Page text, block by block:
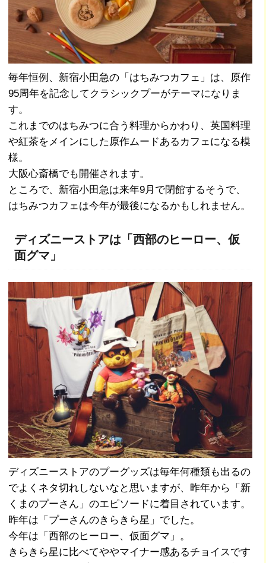
毎年恒例、新宿小田急の「はちみつカフェ」は、原作
95周年を記念してクラシックプーがテーマになりま
す。
これまでのはちみつに合う料理からかわり、英国料理
や紅茶をメインにした原作ムードあるカフェになる模
様。
大阪心斎橋でも開催されます。
ところで、新宿小田急は来年9月で閉館するそうで、
はちみつカフェは今年が最後になるかもしれません。
ディズニーストアは「西部のヒーロー、仮
面グマ」
ディズニーストアのプーグッズは毎年何種類も出るの
でよくネタ切れしないなと思いますが、昨年から「新
くまのプーさん」のエピソードに着目されています。
昨年は「プーさんのきらきら星」でした。
今年は「西部のヒーロー、仮面グマ」。
きらきら星に比べてややマイナー感あるチョイスです